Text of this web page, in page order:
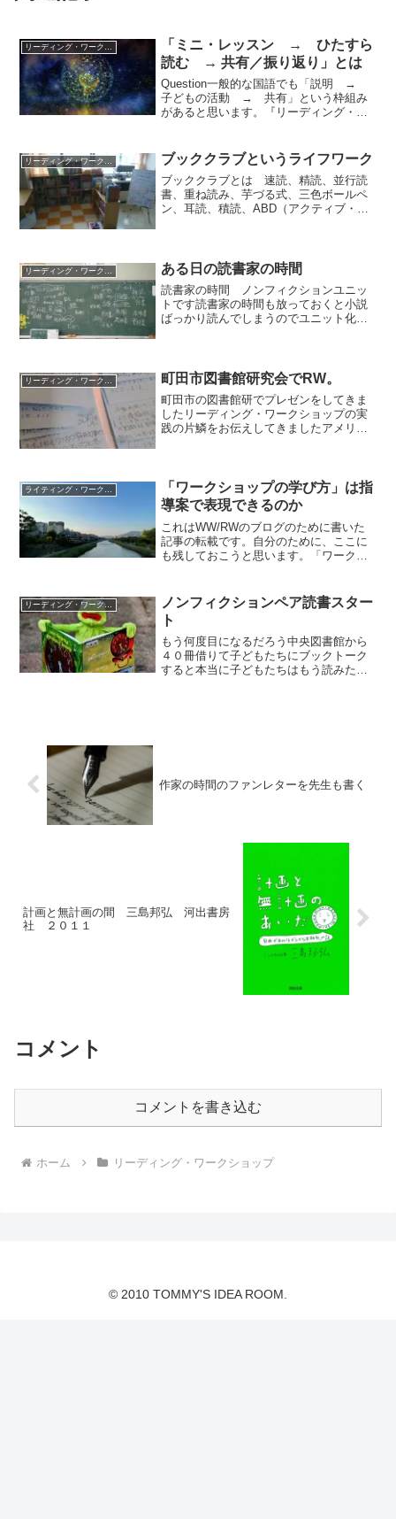
「ミニ・レッスン → ひたすら
読む → 共有／振り返り」とは
Question一般的な国語でも「説明 →
子どもの活動 → 共有」という枠組み
があると思います。『リーディング・ワ
→ ひたすら読む → 共有／振り返り」
とは、何が違いま...
リーディング・ワークショップ ブッククラブというライフワーク
ブッククラブとは 速読、精読、並行読
書、重ね読み、芋づる式、三色ボールペ
ン、耳読、積読、ABD（アクティブ・ブ
でしょうか。一つの本をみ...
ある日の読書家の時間
読書家の時間 ノンフィクションユニッ
トです読書家の時間も放っておくと小説
ばっかり読んでしまうのでユニット化し
いなぁ板書は班ご...
町田市図書館研究会でRW。
町田市の図書館研でプレゼンをしてきま
したリーディング・ワークショップの実
践の片鱗をお伝えしてきましたアメリカ
箱のなかに押しこむように...
ライティング・ワークショップ
「ワークショップの学び方」は指
導案で表現できるのか
これはWW/RWのブログのために書いた
記事の転載です。自分のために、ここに
も残しておこうと思います。「ワークシ
絡をいただきました。その「ワークショ
ップの初学者」という先...
リーディング・ワークショップ
ノンフィクションペア読書スター
ト
もう何度目になるだろう中央図書館から
４０冊借りて子どもたちにブックトーク
すると本当に子どもたちはもう読みたく
作家の時間のファンレターを先生も書く
計画と無計画の間 三島邦弘 河出書房
社 ２０１１
コメント
コメントを書き込む
ホーム リーディング・ワークショップ
© 2010 TOMMY'S IDEA ROOM.